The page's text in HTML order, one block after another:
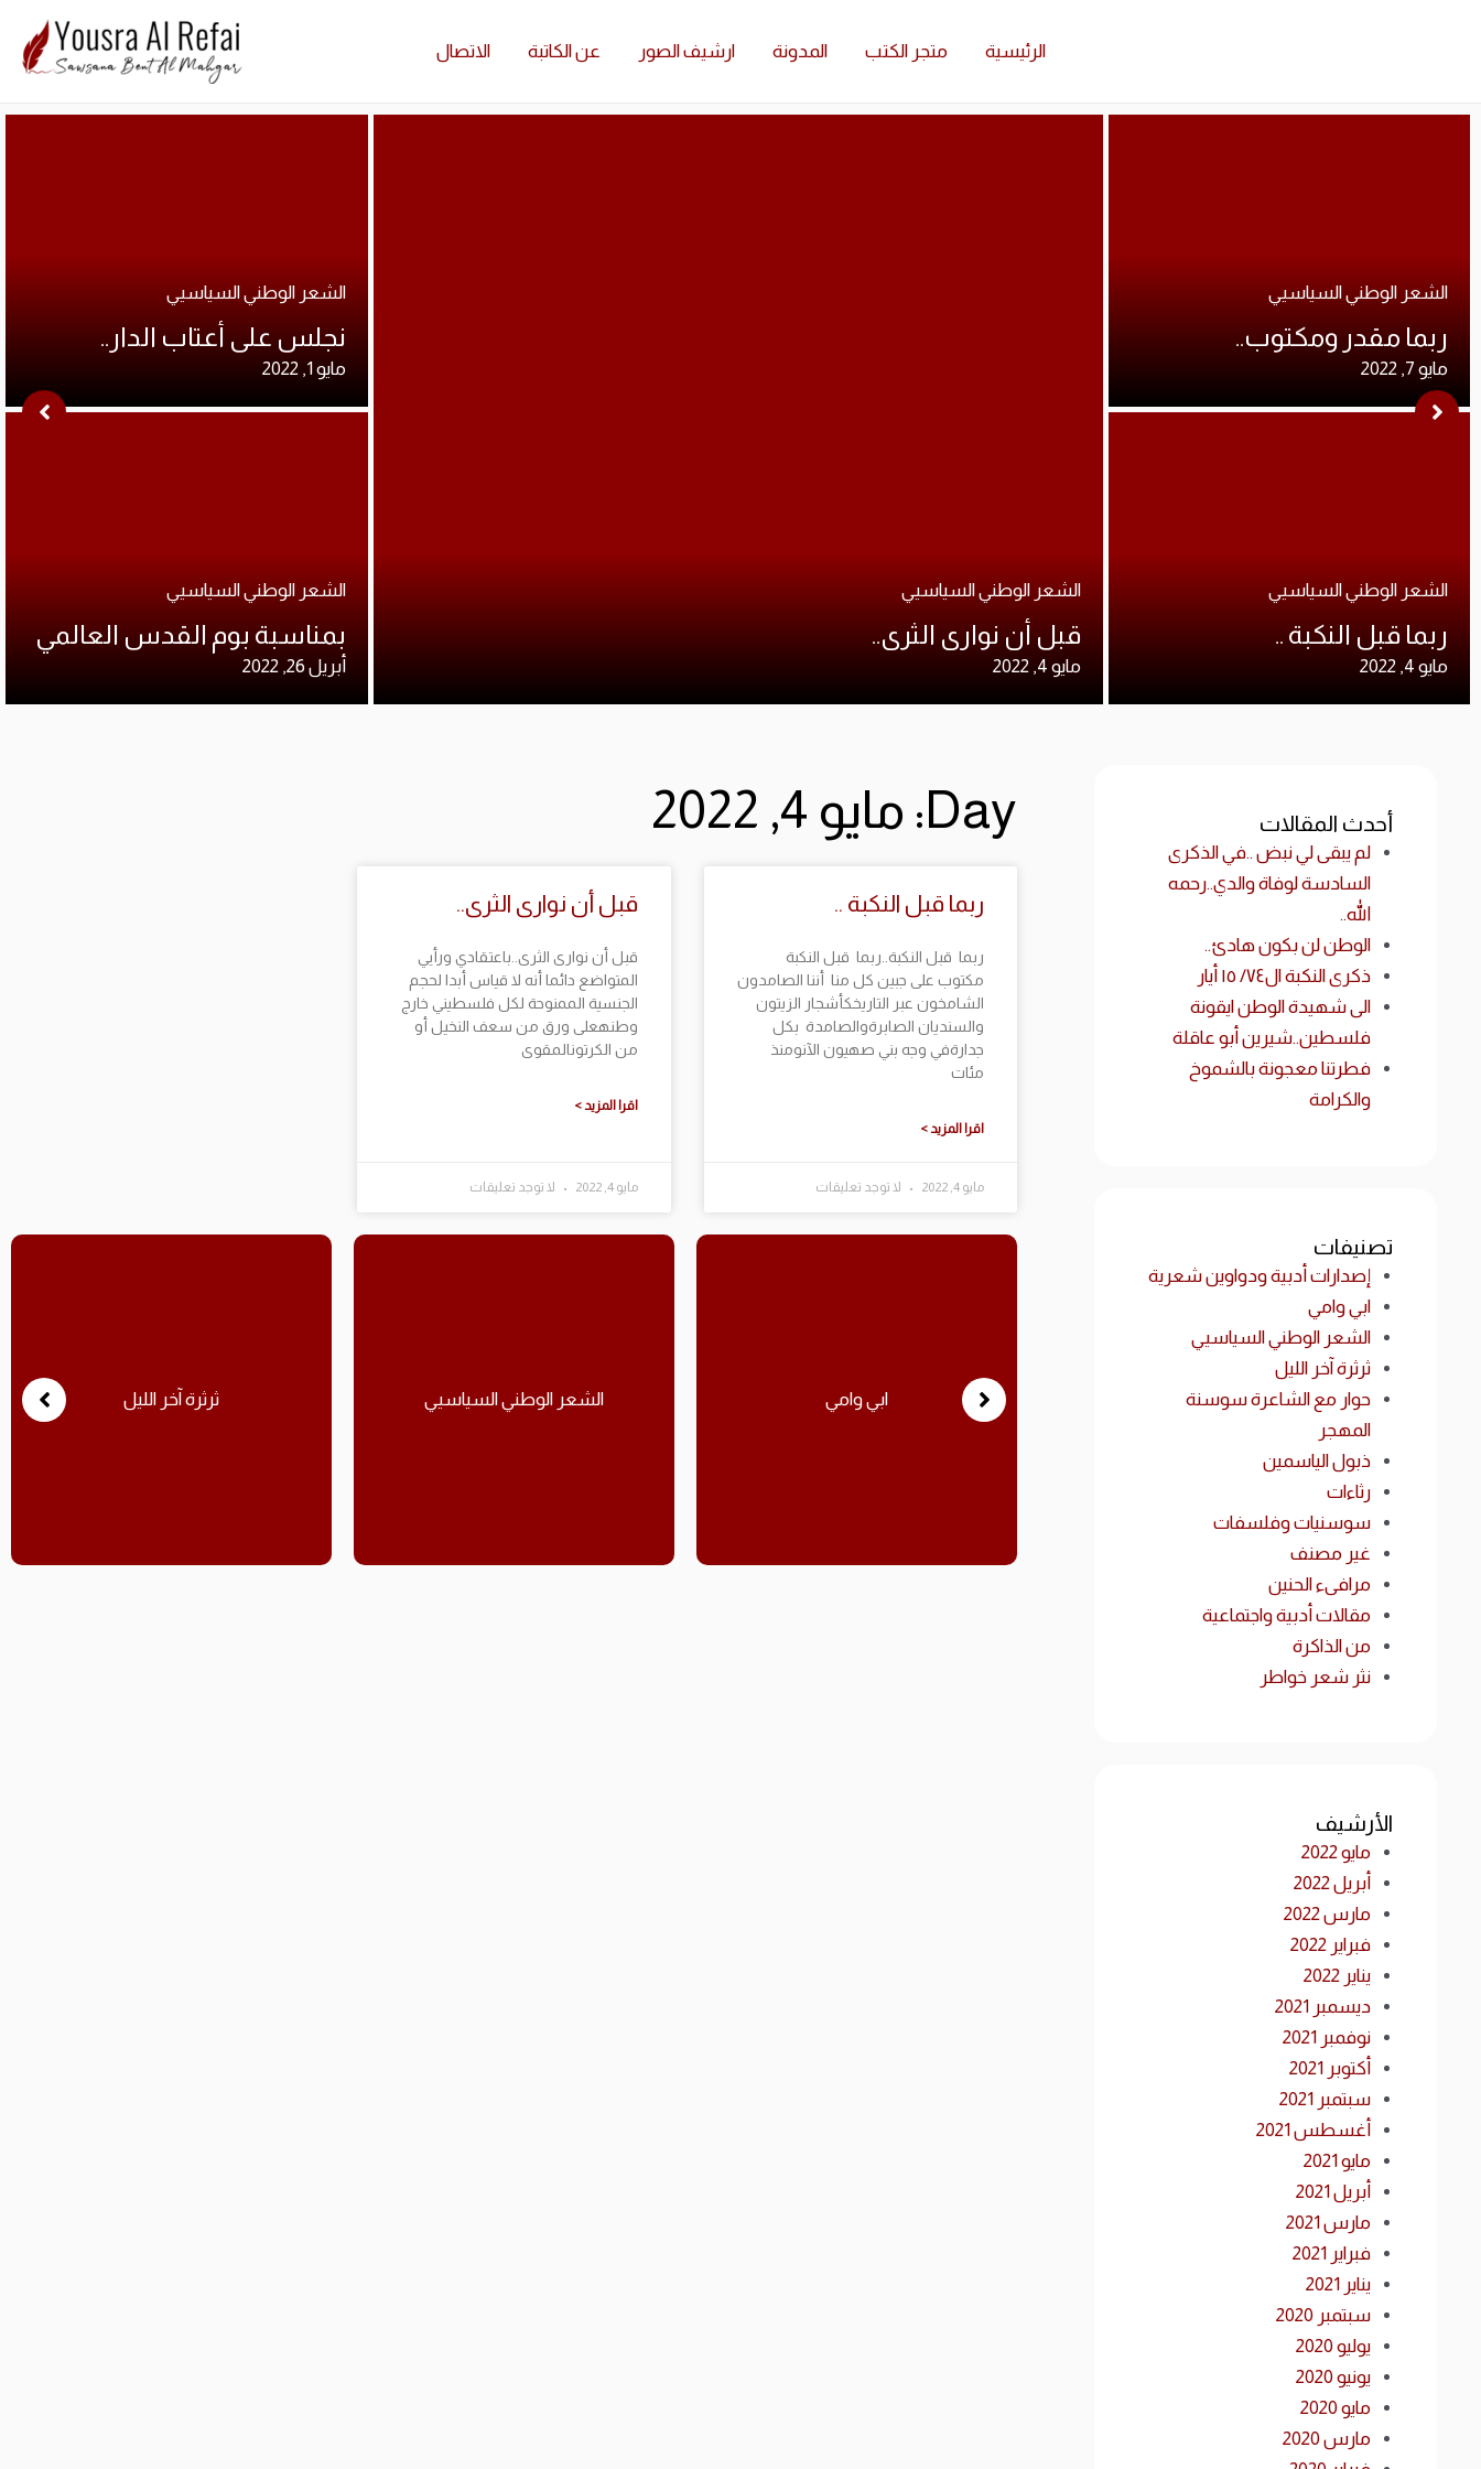
الرئيسية متجر الكتب المدونة ارشيف الصور عن الكاتبة الاتصال
الشعر الوطني السياسيي
ربما مقدر ومكتوب..
مايو 7, 2022
الشعر الوطني السياسيي
ربما قبل النكبة ..
مايو 4, 2022
الشعر الوطني السياسيي
قبل أن نوارى الثرى..
مايو 4, 2022
الشعر الوطني السياسيي
نجلس على أعتاب الدار..
مايو 1, 2022
الشعر الوطني السياسيي
بمناسبة بوم القدس العالمي
أبريل 26, 2022
أحدث المقالات
لم يبقى لي نبض ..في الذكرى
السادسة لوفاة والدي..رحمه
الله..
الوطن لن بكون هادئ..
ذكرى النكبة ال٧٤/ ١٥ أيار
الى شهيدة الوطن ايقونة
فلسطين..شيرين أبو عاقلة
فطرتنا معجونة بالشموخ
والكرامة
تصنيفات
إصدارات أدبية ودواوين شعرية
ابي وامي
الشعر الوطني السياسيي
ثرثرة آخر الليل
حوار مع الشاعرة سوسنة
المهجر
ذبول الياسمين
رثاءات
سوسنيات وفلسفات
غير مصنف
مرافىء الحنين
مقالات أدبية واجتماعية
من الذاكرة
نثر شعر خواطر
الأرشيف
مايو 2022
أبريل 2022
مارس 2022
فبراير 2022
يناير 2022
ديسمبر 2021
نوفمبر 2021
أكتوبر 2021
سبتمبر 2021
أغسطس 2021
مايو 2021
أبريل 2021
مارس 2021
فبراير 2021
يناير 2021
سبتمبر 2020
يوليو 2020
يونيو 2020
مايو 2020
مارس 2020
Day: مايو 4, 2022
ربما قبل النكبة ..
ربما قبل النكبة..ربما قبل النكبة
مكتوب على جبين كل منا أننا الصامدون
الشامخون عبر التاريخكأشجار الزيتون
والسنديان الصابرةوالصامدة بكل
جدارةفي وجه بني صهيون الآنومنذ
مئات
اقرا المزيد >
مايو 4, 2022 لا توجد تعليقات
قبل أن نوارى الثرى..
قبل أن نوارى الثرى..باعتقادي ورأيي
المتواضع دائما أنه لا قياس أبدا لحجم
الجنسية الممنوحة لكل فلسطيني خارج
وطنهعلى ورق من سعف النخيل أو
من الكرتونالمقوى
اقرا المزيد >
مايو 4, 2022 لا توجد تعليقات
إصدارات أدبية ودواوين شعرية ابي وامي الشعر الوطني السياسيي ثرثرة آخر الليل
Cart
ارشيف